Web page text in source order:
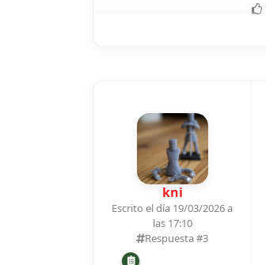
kni
Escrito el día 19/03/2026 a
las 17:10
Respuesta #3